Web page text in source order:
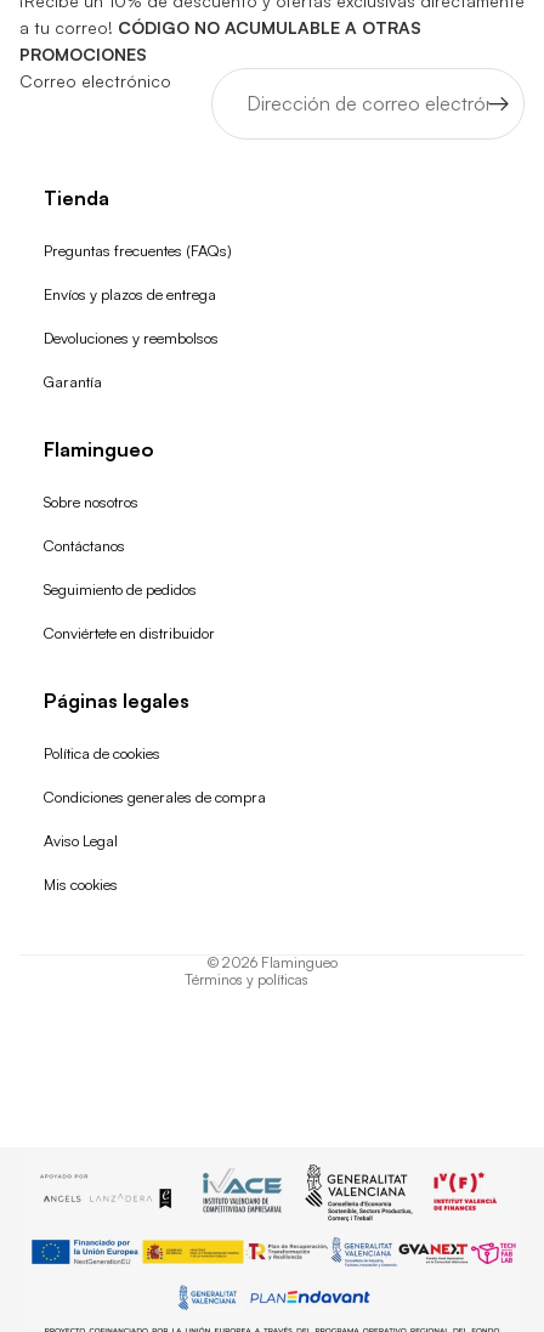
a tu correo! CÓDIGO NO ACUMULABLE A OTRAS
PROMOCIONES
Correo electrónico
Tienda
Preguntas frecuentes (FAQs)
Envíos y plazos de entrega
Devoluciones y reembolsos
Garantía
Flamingueo
Sobre nosotros
Contáctanos
Seguimiento de pedidos
Conviértete en distribuidor
Páginas legales
Política de cookies
Condiciones generales de compra
Aviso Legal
Mis cookies
© 2026 Flamingueo
Términos y políticas